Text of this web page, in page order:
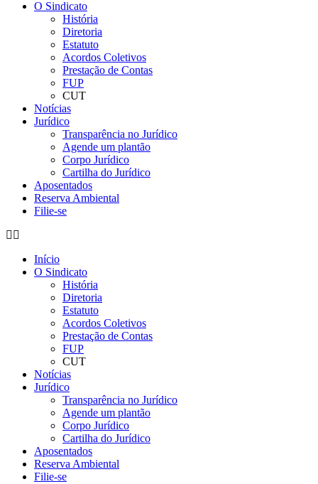
O Sindicato
História
Diretoria
Estatuto
Acordos Coletivos
Prestação de Contas
FUP
CUT
Notícias
Jurídico
Transparência no Jurídico
Agende um plantão
Corpo Jurídico
Cartilha do Jurídico
Aposentados
Reserva Ambiental
Filie-se
Início
O Sindicato
História
Diretoria
Estatuto
Acordos Coletivos
Prestação de Contas
FUP
CUT
Notícias
Jurídico
Transparência no Jurídico
Agende um plantão
Corpo Jurídico
Cartilha do Jurídico
Aposentados
Reserva Ambiental
Filie-se